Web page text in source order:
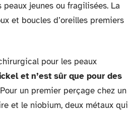
jeunes ou fragilisées. La
et boucles d’oreilles premiers
pour les peaux
et n’est sûr que pour des
un premier perçage chez un
et le niobium, deux métaux qui